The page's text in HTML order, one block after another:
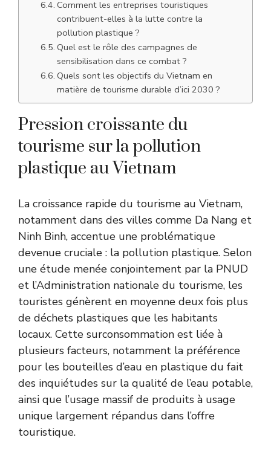
Comment les entreprises touristiques
contribuent-elles à la lutte contre la
pollution plastique ?
Quel est le rôle des campagnes de
sensibilisation dans ce combat ?
Quels sont les objectifs du Vietnam en
matière de tourisme durable d’ici 2030 ?
Pression croissante du
tourisme sur la pollution
plastique au Vietnam
La croissance rapide du tourisme au Vietnam,
notamment dans des villes comme Da Nang et
Ninh Binh, accentue une problématique
devenue cruciale : la pollution plastique. Selon
une étude menée conjointement par la PNUD
et l’Administration nationale du tourisme, les
touristes génèrent en moyenne deux fois plus
de déchets plastiques que les habitants
locaux. Cette surconsommation est liée à
plusieurs facteurs, notamment la préférence
pour les bouteilles d’eau en plastique du fait
des inquiétudes sur la qualité de l’eau potable,
ainsi que l’usage massif de produits à usage
unique largement répandus dans l’offre
touristique.